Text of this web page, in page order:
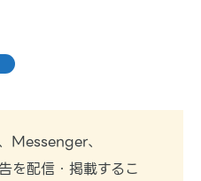
、
配信・掲載するこ
立つ情報をお知らせしま